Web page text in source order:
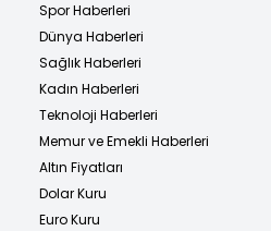
Spor Haberleri
Dünya Haberleri
Sağlık Haberleri
Kadın Haberleri
Teknoloji Haberleri
Memur ve Emekli Haberleri
Altın Fiyatları
Dolar Kuru
Euro Kuru